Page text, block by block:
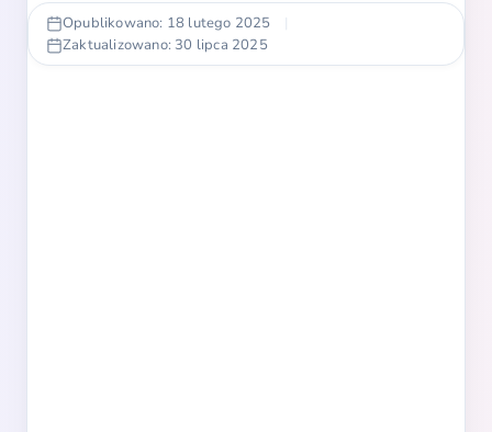
Opublikowano: 18 lutego 2025
|
Zaktualizowano: 30 lipca 2025